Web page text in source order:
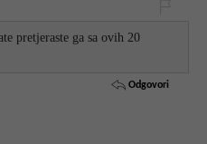
pretjeraste ga sa ovih 20
Odgovori